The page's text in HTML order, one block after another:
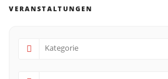
VERANSTALTUNGEN